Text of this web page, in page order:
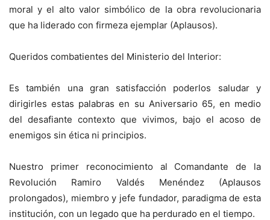
moral y el alto valor simbólico de la obra revolucionaria
que ha liderado con firmeza ejemplar (Aplausos).
Queridos combatientes del Ministerio del Interior:
Es también una gran satisfacción poderlos saludar y
dirigirles estas palabras en su Aniversario 65, en medio
del desafiante contexto que vivimos, bajo el acoso de
enemigos sin ética ni principios.
Nuestro primer reconocimiento al Comandante de la
Revolución Ramiro Valdés Menéndez (Aplausos
prolongados), miembro y jefe fundador, paradigma de esta
institución, con un legado que ha perdurado en el tiempo.